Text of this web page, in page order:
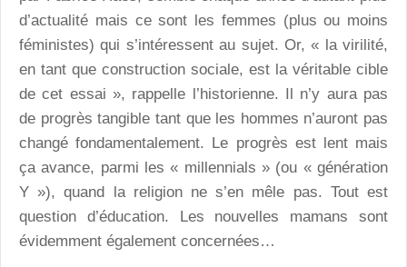
d’actualité mais ce sont les femmes (plus ou moins
féministes) qui s’intéressent au sujet. Or, « la virilité,
en tant que construction sociale, est la véritable cible
de cet essai », rappelle l’historienne. Il n’y aura pas
de progrès tangible tant que les hommes n’auront pas
changé fondamentalement. Le progrès est lent mais
ça avance, parmi les « millennials » (ou « génération
Y »), quand la religion ne s’en mêle pas. Tout est
question d’éducation. Les nouvelles mamans sont
évidemment également concernées…